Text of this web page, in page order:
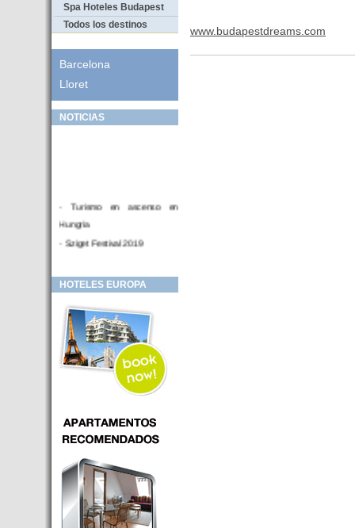
Spa Hoteles Budapest
Todos los destinos
Barcelona
Lloret
NOTICIAS
- Turismo en ascenso en
Hungria
- Sziget Festival 2019
Hotel en venta en zona PRIME
de Budapest (Hungria)
- Inversor para hotel
- Hotel en venta Budapest
- Budapest y Cracovia, las
ciudades de moda en 2018
- Inaugurado en BUDAPEST el
puede ser controlado por
Smarthfones de sus clientes
éste sí es un ‘gran hotel
Budapest’.
- Hoteles en BUDAPEST:
Resultados octubre de 2016,
HOTELES EUROPA
www.budapestdreams.com